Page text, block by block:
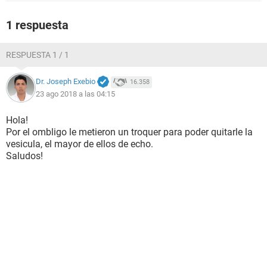
1 respuesta
RESPUESTA 1 / 1
Dr. Joseph Exebio 16.358
23 ago 2018 a las 04:15
Hola!
Por el ombligo le metieron un troquer para poder quitarle la
vesicula, el mayor de ellos de echo.
Saludos!